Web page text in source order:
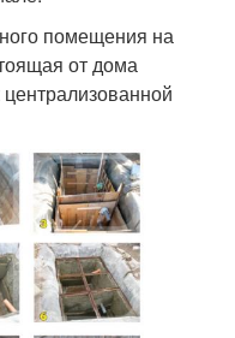
помещения на
от дома